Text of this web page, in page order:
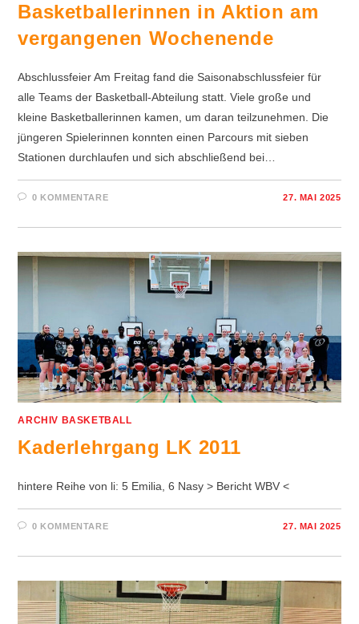
Basketballerinnen in Aktion am
vergangenen Wochenende
Abschlussfeier Am Freitag fand die Saisonabschlussfeier für
alle Teams der Basketball-Abteilung statt. Viele große und
kleine Basketballerinnen kamen, um daran teilzunehmen. Die
jüngeren Spielerinnen konnten einen Parcours mit sieben
Stationen durchlaufen und sich abschließend bei…
0 KOMMENTARE 27. MAI 2025
ARCHIV BASKETBALL
Kaderlehrgang LK 2011
hintere Reihe von li: 5 Emilia, 6 Nasy > Bericht WBV <
0 KOMMENTARE 27. MAI 2025